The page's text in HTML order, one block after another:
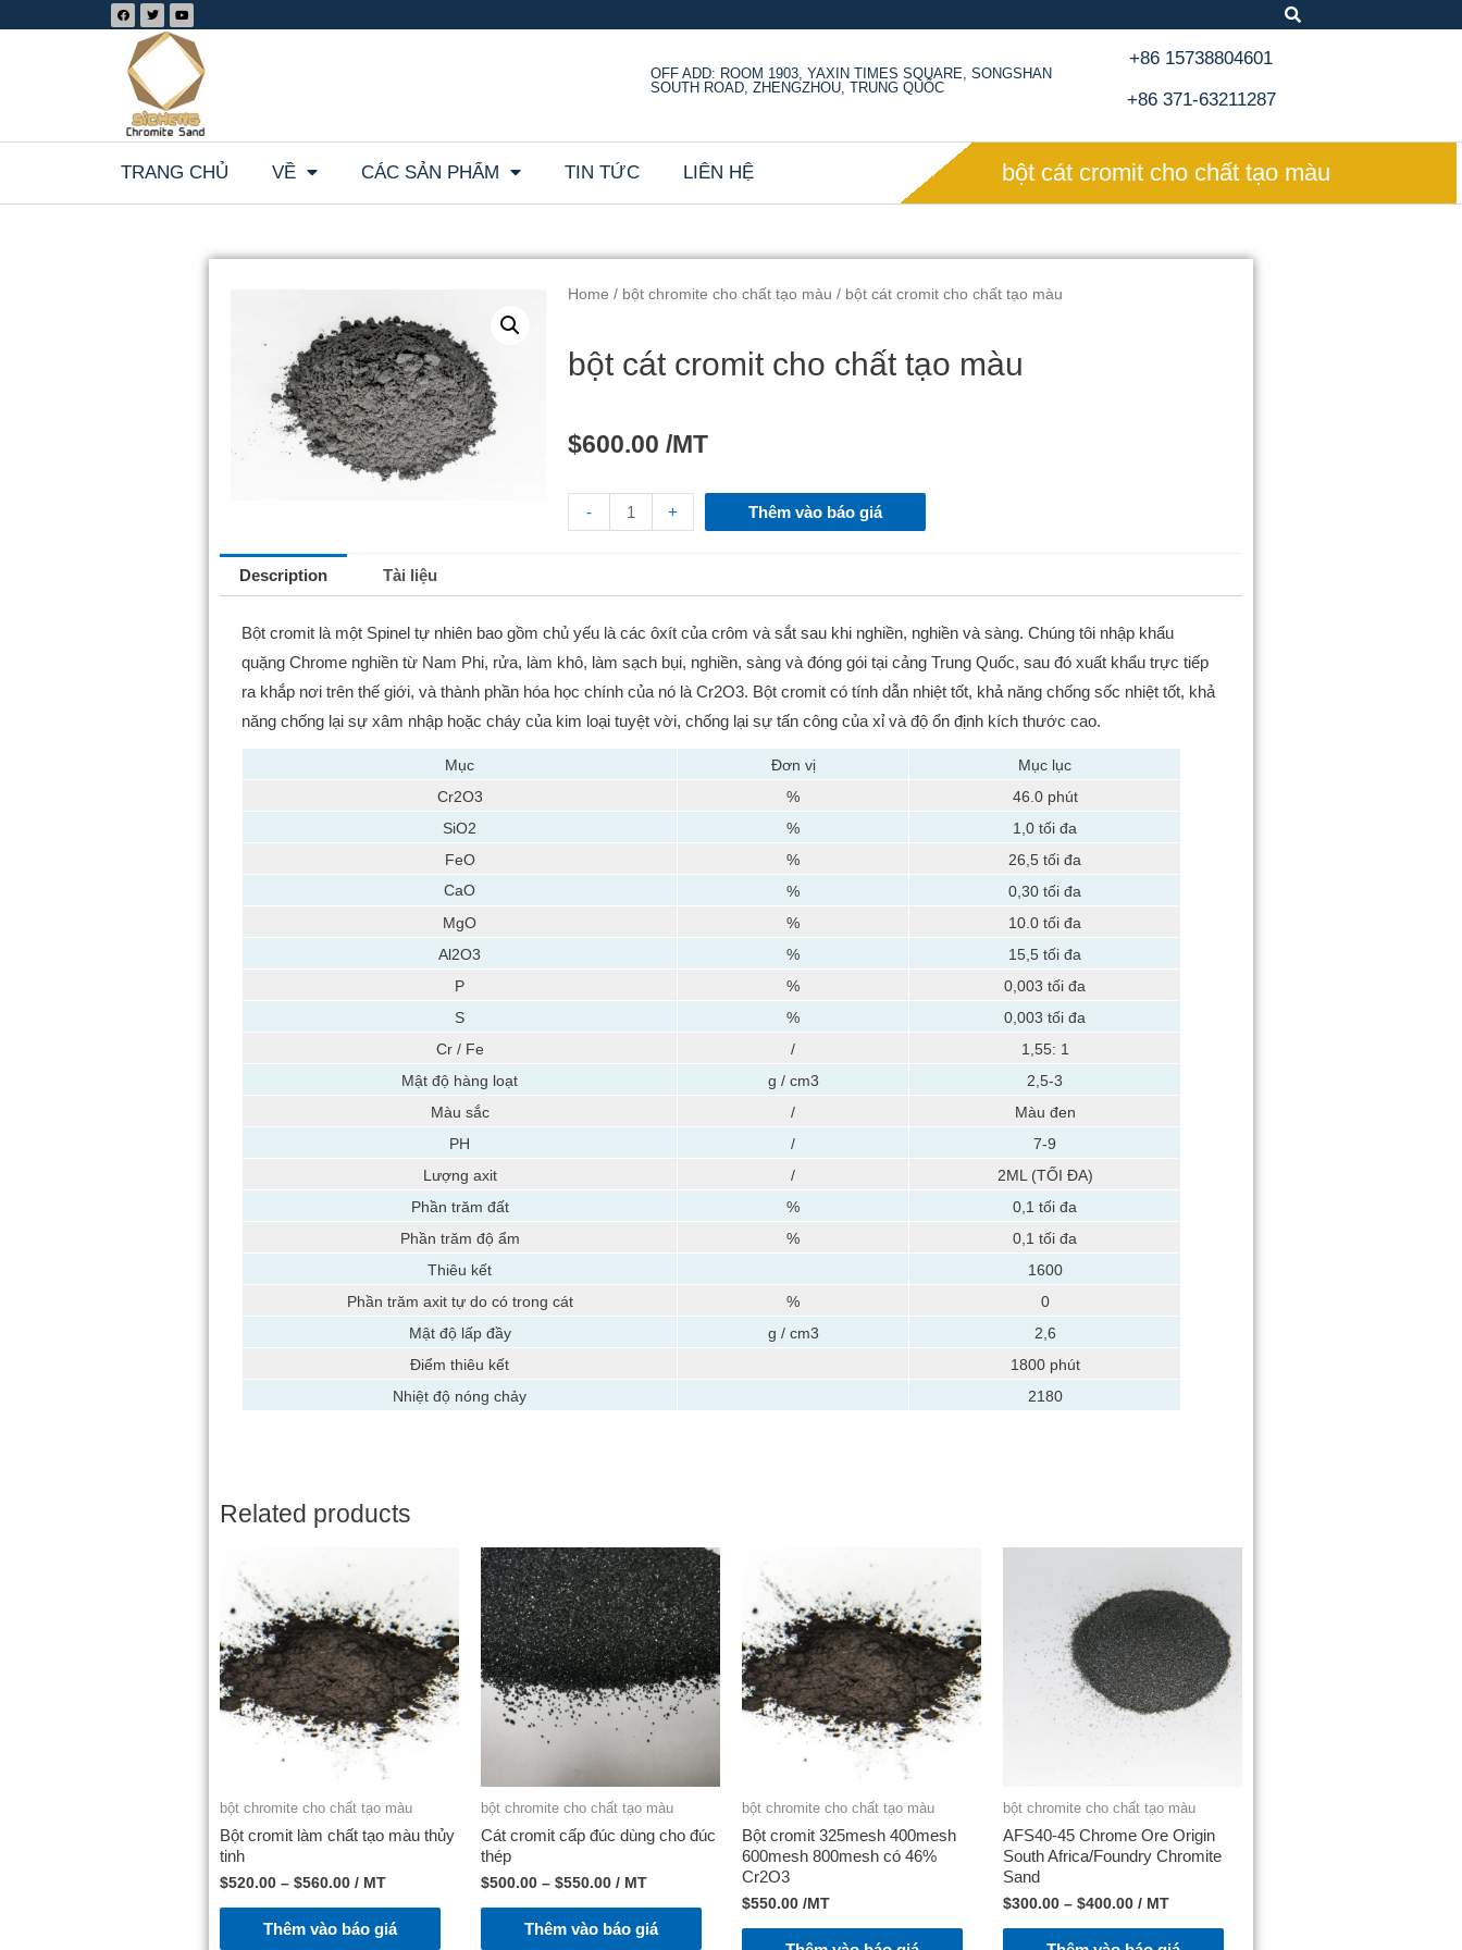
OFF ADD: ROOM 1903, YAXIN TIMES SQUARE, SONGSHAN
SOUTH ROAD, ZHENGZHOU, TRUNG QUỐC
+86 15738804601
+86 371-63211287
TRANG CHỦ VỀ CÁC SẢN PHẨM TIN TỨC LIÊN HỆ bột cát cromit cho chất tạo màu
Home / bột chromite cho chất tạo màu / bột cát cromit cho chất tạo màu
bột cát cromit cho chất tạo màu
$600.00 /MT
- + Thêm vào báo giá
Description Tài liệu
Bột cromit là một Spinel tự nhiên bao gồm chủ yếu là các ôxít của crôm và sắt sau khi nghiền, nghiền và sàng. Chúng tôi nhập khẩu
quặng Chrome nghiền từ Nam Phi, rửa, làm khô, làm sạch bụi, nghiền, sàng và đóng gói tại cảng Trung Quốc, sau đó xuất khẩu trực tiếp
ra khắp nơi trên thế giới, và thành phần hóa học chính của nó là Cr2O3. Bột cromit có tính dẫn nhiệt tốt, khả năng chống sốc nhiệt tốt, khả
năng chống lại sự xâm nhập hoặc cháy của kim loại tuyệt vời, chống lại sự tấn công của xỉ và độ ổn định kích thước cao.
Mục Đơn vị
Mục lục
Cr2O3
%
46.0 phút
SiO2
%
1,0 tối đa
FeO
%
26,5 tối đa
CaO
%
0,30 tối đa
MgO
%
10.0 tối đa
Al2O3
%
15,5 tối đa
P
%
0,003 tối đa
S
%
0,003 tối đa
Cr / Fe
/
1,55: 1
Mật độ hàng loạt
g / cm3
2,5-3
Màu sắc
/
Màu đen
PH
/
7-9
Lượng axit
/
2ML (TỐI ĐA)
Phần trăm đất
%
0,1 tối đa
Phần trăm độ ẩm
%
0,1 tối đa
Thiêu kết
1600
Phần trăm axit tự do có trong cát
%
0
Mật độ lấp đầy
g / cm3
2,6
Điểm thiêu kết
1800 phút
Nhiệt độ nóng chảy
2180
Related products
bột chromite cho chất tạo màu
Bột cromit làm chất tạo màu thủy
tinh
$520.00 – $560.00 / MT
Thêm vào báo giá
bột chromite cho chất tạo màu
Cát cromit cấp đúc dùng cho đúc
thép
$500.00 – $550.00 / MT
Thêm vào báo giá
bột chromite cho chất tạo màu
Bột cromit 325mesh 400mesh
600mesh 800mesh có 46%
Cr2O3
$550.00 /MT
bột chromite cho chất tạo màu
AFS40-45 Chrome Ore Origin
South Africa/Foundry Chromite
Sand
$300.00 – $400.00 / MT